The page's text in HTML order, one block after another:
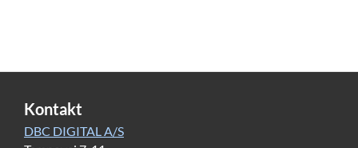
matematikken findes (…).”
”Den Store Åbning”, s. 203.
Kontakt
DBC DIGITAL A/S